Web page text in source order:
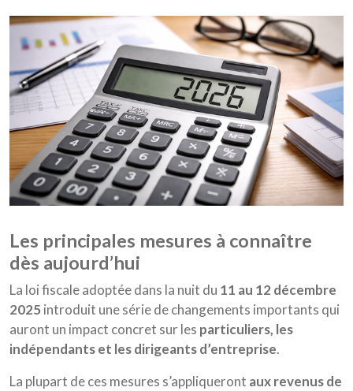
les principales mesures à connaître
dès aujourd’hui
La loi fiscale adoptée dans la nuit du 11 au 12 décembre
2025 introduit une série de changements importants qui
auront un impact concret sur les particuliers, les
indépendants et les dirigeants d’entreprise.
La plupart de ces mesures s’appliqueront aux revenus de